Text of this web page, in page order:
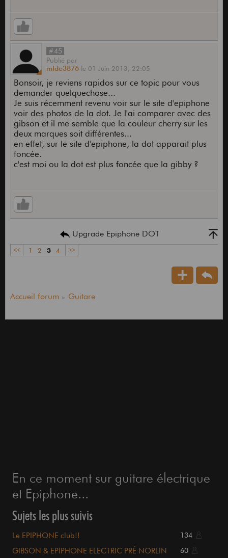
#45
Publié par
mlde3876 le 01 Juin 2013, 22:05
Bonsoir, je reviens rapidos sur ce topic pour vous
demander quelquechose...
Je suis récemment revenu voir sur le site d'epiphone
voir des photos de la dot. Je l'ai comparer avec des
gibson et il me semble que la couleur cherry sur les
deux marques soit différentes...
en effet, sur le site d'epiphone, la dot apparait plus
foncée.
c'est moi ou la dot est plus foncée que la gibby ?
Upgrade Epiphone DOT
<< 1 2 3 4 >>
Accueil forum Guitare
En ce moment sur guitare électrique
et Epiphone...
Sujets les plus suivis
Le EPIPHONE club!! 134
GIBSON & EPIPHONE ELECTRIC PRÉ NORLIN 60